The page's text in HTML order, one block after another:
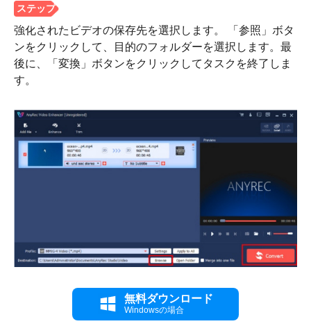
強化されたビデオの保存先を選択します。 「参照」ボタ
ンをクリックして、目的のフォルダーを選択します。最
後に、「変換」ボタンをクリックしてタスクを終了しま
す。
無料ダウンロード
Windowsの場合